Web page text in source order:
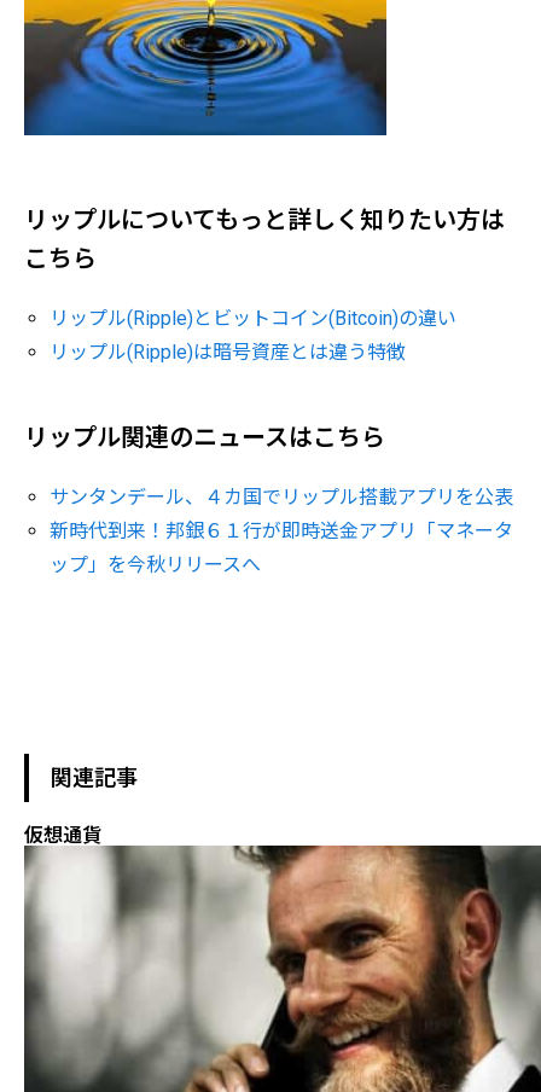
リップルについてもっと詳しく知りたい方は
こちら
リップル(Ripple)とビットコイン(Bitcoin)の違い
リップル(Ripple)は暗号資産とは違う特徴
リップル関連のニュースはこちら
サンタンデール、４カ国でリップル搭載アプリを公表
新時代到来！邦銀６１行が即時送金アプリ「マネータ
ップ」を今秋リリースへ
関連記事
仮想通貨